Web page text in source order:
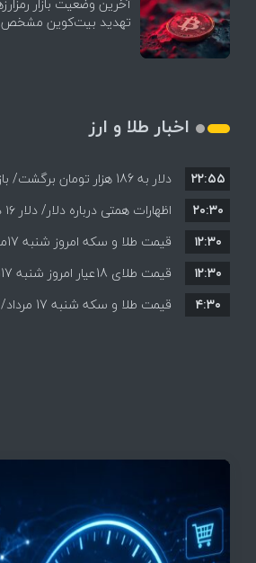
تهدید بیت‌کوین
اخبار طلا و ارز
دلار به 186 هزار تومان
احتمالی هرمز چه واکنشی نشان
۲۲:۵۵
این افزایش طبیعی است
۲۰:۳۰
همه قیمت ها + جدول و جزئیات
۱۲:۳۰
قیمت + جدول و جزئیات
۱۲:۳۰
قیمت طلا و سکه شنبه 17 مرداد/ قیمت‌ها افزایشی
۴:۳۰